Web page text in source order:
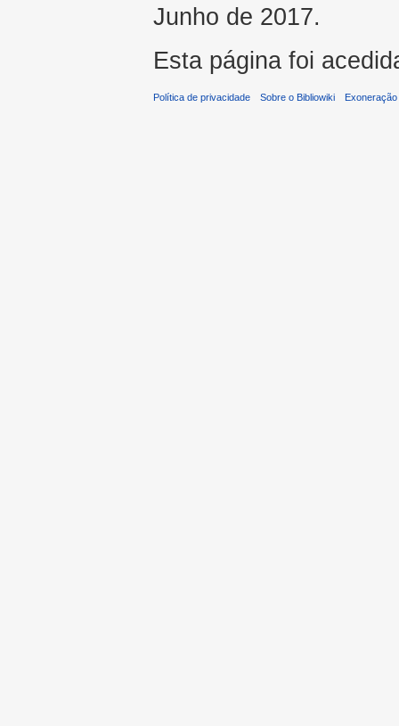
Junho de 2017.
Esta página foi
Política de privacidade Sobre o Bibliowiki